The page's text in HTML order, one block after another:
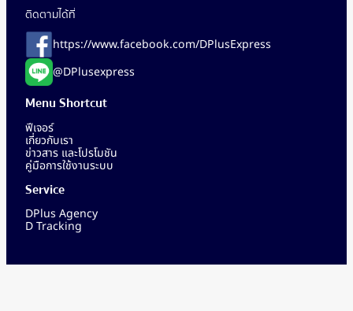
ติดตามได้ที่
https://www.facebook.com/DPlusExpress
@DPlusexpress
Menu Shortcut
ฟีเจอร์
เกี่ยวกับเรา
ข่าวสาร และโปรโมชัน
คู่มือการใช้งานระบบ
Service
DPlus Agency
D Tracking